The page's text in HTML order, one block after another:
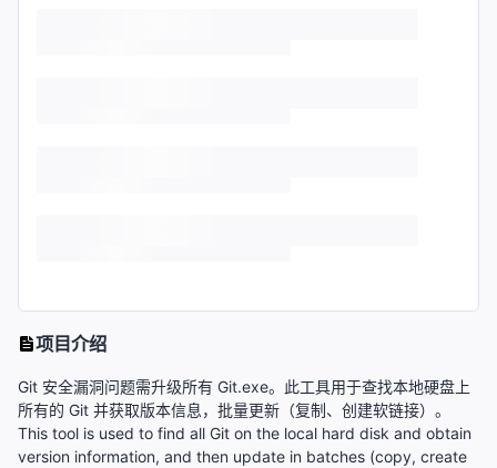
项目介绍
Git 安全漏洞问题需升级所有 Git.exe。此工具用于查找本地硬盘上
所有的 Git 并获取版本信息，批量更新（复制、创建软链接）。
This tool is used to find all Git on the local hard disk and obtain
version information, and then update in batches (copy, create